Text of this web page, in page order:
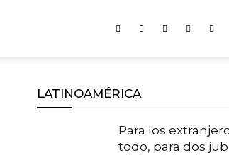
LATINOAMÉRICA
Para los
todo, para dos